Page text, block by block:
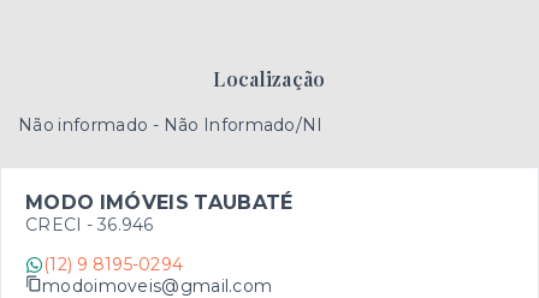
Localização
Não informado - Não Informado/NI
MODO IMÓVEIS TAUBATÉ
CRECI - 36.946
(12) 9 8195-0294
modoimoveis@gmail.com